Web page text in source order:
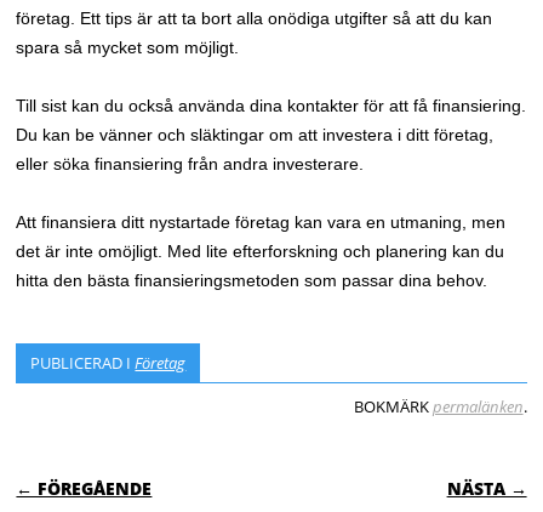
företag. Ett tips är att ta bort alla onödiga utgifter så att du kan
spara så mycket som möjligt.
Till sist kan du också använda dina kontakter för att få finansiering.
Du kan be vänner och släktingar om att investera i ditt företag,
eller söka finansiering från andra investerare.
Att finansiera ditt nystartade företag kan vara en utmaning, men
det är inte omöjligt. Med lite efterforskning och planering kan du
hitta den bästa finansieringsmetoden som passar dina behov.
PUBLICERAD IFöretag
BOKMÄRKpermalänken.
INLÄGGSNAVIGERING
← FÖREGÅENDE NÄSTA →